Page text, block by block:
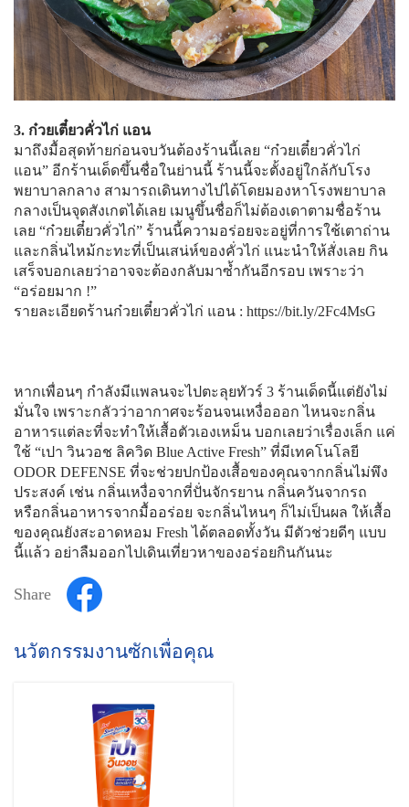
3. ก๋วยเตี๋ยวคั่วไก่ แอน
มาถึงมื้อสุดท้ายก่อนจบวันต้องร้านนี้เลย “ก๋วยเตี๋ยวคั่วไก่
แอน” อีกร้านเด็ดขึ้นชื่อในย่านนี้ ร้านนี้จะตั้งอยู่ใกล้กับโรง
พยาบาลกลาง สามารถเดินทางไปได้โดยมองหาโรงพยาบาล
กลางเป็นจุดสังเกตได้เลย เมนูขึ้นชื่อก็ไม่ต้องเดาตามชื่อร้าน
เลย “ก๋วยเตี๋ยวคั่วไก่” ร้านนี้ความอร่อยจะอยู่ที่การใช้เตาถ่าน
และกลิ่นไหม้กะทะที่เป็นเสน่ห์ของคั่วไก่ แนะนำให้สั่งเลย กิน
เสร็จบอกเลยว่าอาจจะต้องกลับมาซ้ำกันอีกรอบ เพราะว่า
“อร่อยมาก !”
รายละเอียดร้านก๋วยเตี๋ยวคั่วไก่ แอน : https://bit.ly/2Fc4MsG
หากเพื่อนๆ กำลังมีแพลนจะไปตะลุยทัวร์ 3 ร้านเด็ดนี้แต่ยังไม่
มั่นใจ เพราะกลัวว่าอากาศจะร้อนจนเหงื่อออก ไหนจะกลิ่น
อาหารแต่ละที่จะทำให้เสื้อตัวเองเหม็น บอกเลยว่าเรื่องเล็ก แค่
ใช้ “เปา วินวอช ลิควิด Blue Active Fresh” ที่มีเทคโนโลยี
ODOR DEFENSE ที่จะช่วยปกป้องเสื้อของคุณจากกลิ่นไม่พึง
ประสงค์ เช่น กลิ่นเหงื่อจากที่ปั่นจักรยาน กลิ่นควันจากรถ
หรือกลิ่นอาหารจากมื้ออร่อย จะกลิ่นไหนๆ ก็ไม่เป็นผล ให้เสื้อ
ของคุณยังสะอาดหอม Fresh ได้ตลอดทั้งวัน มีตัวช่วยดีๆ แบบ
นี้แล้ว อย่าลืมออกไปเดินเที่ยวหาของอร่อยกินกันนะ
Share
นวัตกรรมงานซักเพื่อคุณ